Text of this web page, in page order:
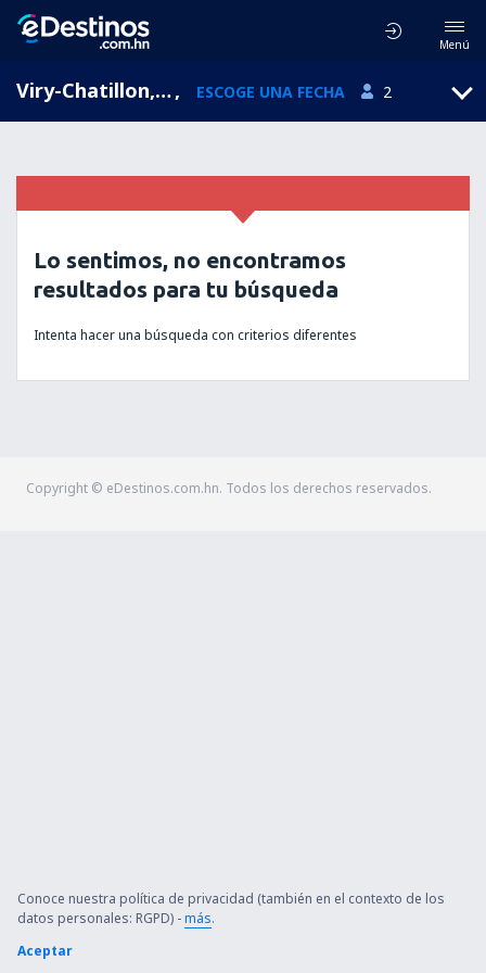
Menú
Viry-Chatillon, Ile-de-France, Francia, ESCOGE UNA FECHA 2
Lo sentimos, no encontramos
resultados para tu búsqueda
Intenta hacer una búsqueda con criterios diferentes
Copyright © eDestinos.com.hn. Todos los derechos reservados.
Conoce nuestra política de privacidad (también en el contexto de los
datos personales: RGPD) -más.
Aceptar